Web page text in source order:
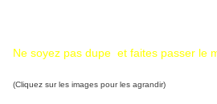
Ne soyez pas dupe et faites passer le
(Cliquez sur les images pour les agrandir)